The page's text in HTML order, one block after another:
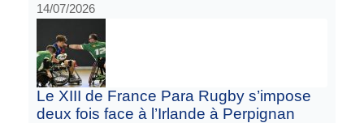
14/07/2026
Le XIII de France Para Rugby s’impose
deux fois face à l’Irlande à Perpignan